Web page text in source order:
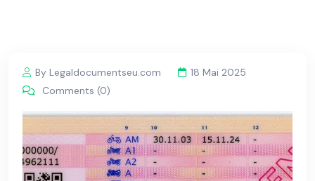
By Legaldocumentseu.com
18 Mai 2025
Comments (0)